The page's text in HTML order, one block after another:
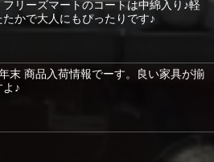
フリーズマートのコートは中綿入り♪軽
たかで大人にもぴったりです♪
末 商品入荷情報でーす。良い家具が揃
よ♪